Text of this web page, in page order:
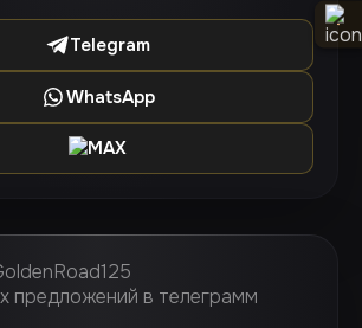
Telegram
WhatsApp
MAX
предложений в телеграмм